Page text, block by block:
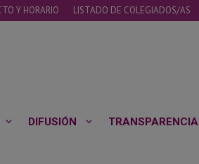
Y HORARIO LISTADO DE COLEGIADOS/AS
DIFUSIÓN TRANSPARENCIA